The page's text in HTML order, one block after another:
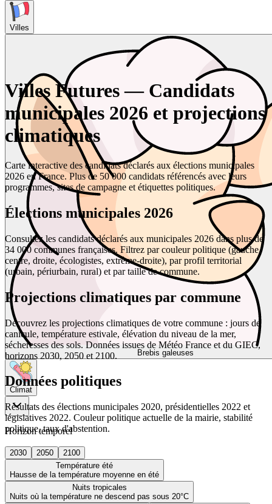
Villes
Brebis galeuses
Climat
Horizon temporel
2030 2050
2100
Température été
Hausse de la température moyenne en été
Nuits tropicales
Nuits où la température ne descend pas sous 20°C
Villes Futures — Candidats
municipales 2026 et projections
climatiques
Carte interactive des candidats déclarés aux élections municipales
2026 en France. Plus de 50 000 candidats référencés avec leurs
programmes, sites de campagne et étiquettes politiques.
Élections municipales 2026
Consultez les candidats déclarés aux municipales 2026 dans plus de
34 000 communes françaises. Filtrez par couleur politique (gauche,
centre, droite, écologistes, extrême-droite), par profil territorial
(urbain, périurbain, rural) et par taille de commune.
Projections climatiques par commune
Découvrez les projections climatiques de votre commune : jours de
canicule, température estivale, élévation du niveau de la mer,
sécheresses des sols. Données issues de Météo France et du GIEC,
horizons 2030, 2050 et 2100.
Données politiques
Résultats des élections municipales 2020, présidentielles 2022 et
législatives 2022. Couleur politique actuelle de la mairie, stabilité
politique, taux d'abstention.